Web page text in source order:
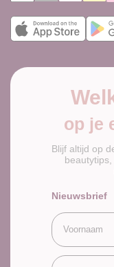
op je
Blijf altijd op
Nieuwsbrief
Voornaam
Email